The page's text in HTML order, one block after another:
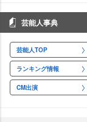
芸能人事典
芸能人TOP
ランキング情報
CM出演